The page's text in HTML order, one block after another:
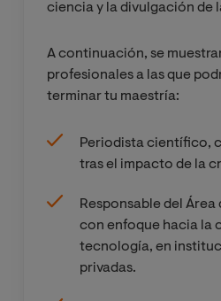
ciencia y la divulgación de
A continuación, se
profesionales a las que
terminar tu maestría:
Periodista científico,
tras el impacto de la
Responsable del
con enfoque hacia la
tecnología, en
privadas.